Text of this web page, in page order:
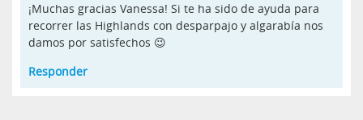
¡Muchas gracias Vanessa! Si te ha sido de ayuda para
recorrer las Highlands con desparpajo y algarabía nos
damos por satisfechos 😉
Responder